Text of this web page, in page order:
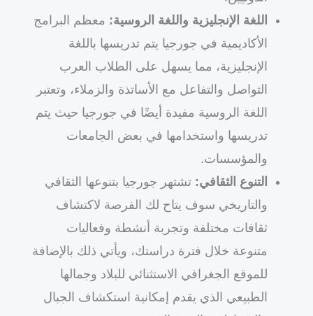
اللغة الإنجليزية واللغة الروسية: معظم البرامج
الأكاديمية في جورجيا يتم تدريسها باللغة
الإنجليزية، مما يسهل على الطلاب العرب
التواصل والتفاعل مع الأساتذة والزملاء، وتعتبر
اللغة الروسية مفيدة أيضًا في جورجيا حيث يتم
تدريسها واستخدامها في بعض الجامعات
والمؤسسات.
التنوع الثقافي: تشتهر جورجيا بتنوعها الثقافي
والتاريخي سوف يتاح لك الفرصة لاكتشاف
ثقافات مختلفة وتجربة أنشطة وفعاليات
متنوعة خلال فترة دراستك، ويأتي ذلك بالإضافة
للموقع الجغرافي الاستثنائي للبلاد وجمالها
الطبيعي الذي يقدم إمكانية استكشاف الجبال